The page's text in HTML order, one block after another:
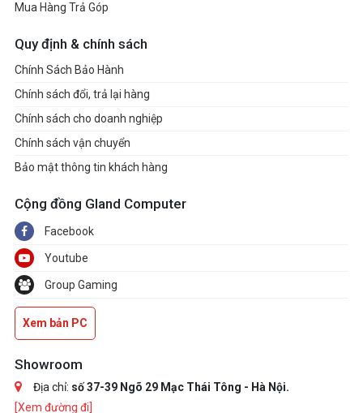
Mua Hàng Trả Góp
Quy định & chính sách
Chính Sách Bảo Hành
Chính sách đổi, trả lại hàng
Chính sách cho doanh nghiệp
Chính sách vận chuyển
Bảo mật thông tin khách hàng
Cộng đồng Gland Computer
Facebook
Youtube
Group Gaming
Xem bản PC
Showroom
Địa chỉ: số 37-39 Ngõ 29 Mạc Thái Tông - Hà Nội.
[Xem đường đi]